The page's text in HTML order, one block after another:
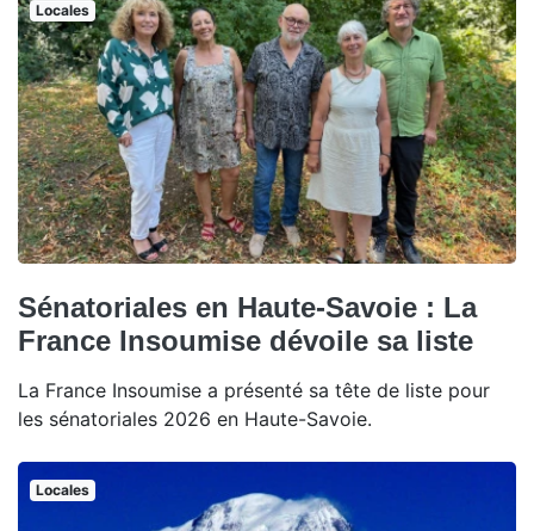
Locales
Sénatoriales en Haute-Savoie : La
France Insoumise dévoile sa liste
La France Insoumise a présenté sa tête de liste pour
les sénatoriales 2026 en Haute-Savoie.
Locales